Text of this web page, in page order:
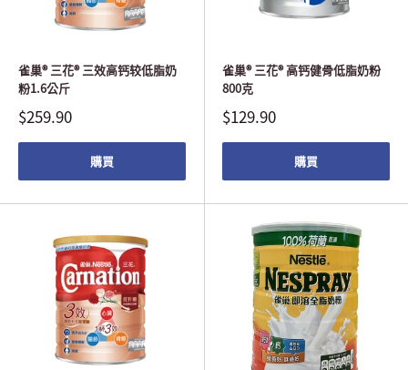
雀巢® 三花® 三效高钙较低脂奶
粉1.6公斤
$259.90
購買
雀巢® 三花® 高钙健骨低脂奶粉
800克
$129.90
購買